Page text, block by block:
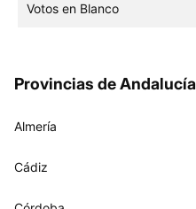
Votos en Blanco
Provincias de Andalucía
Almería
Cádiz